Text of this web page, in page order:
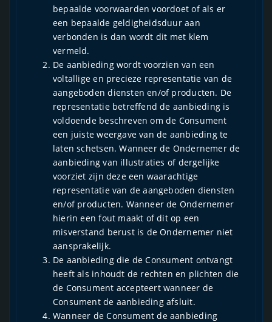
bepaalde voorwaarden voordoet of als er
een bepaalde geldigheidsduur aan
verbonden is dan wordt dit met klem
vermeld.
De aanbieding wordt voorzien van een
voltallige en precieze representatie van de
aangeboden diensten en/of producten. De
representatie betreffend de aanbieding is
voldoende beschreven om de Consument
een juiste weergave van de aanbieding te
laten schetsen. Wanneer de Ondernemer de
aanbieding van illustraties of dergelijke
voorziet zijn deze een waarachtige
representatie van de aangeboden diensten
en/of producten. Wanneer de Ondernemer
hierin een fout maakt of dit op een
misverstand berust is de Ondernemer niet
aansprakelijk.
De aanbieding die de Consument ontvangt
heeft als inhoudt de rechten en plichten die
de Consument accepteert wanneer de
Consument de aanbieding afsluit.
Wanneer de Consument de aanbieding